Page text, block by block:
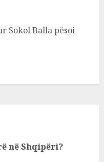
Sokol Balla pësoi
në Shqipëri?